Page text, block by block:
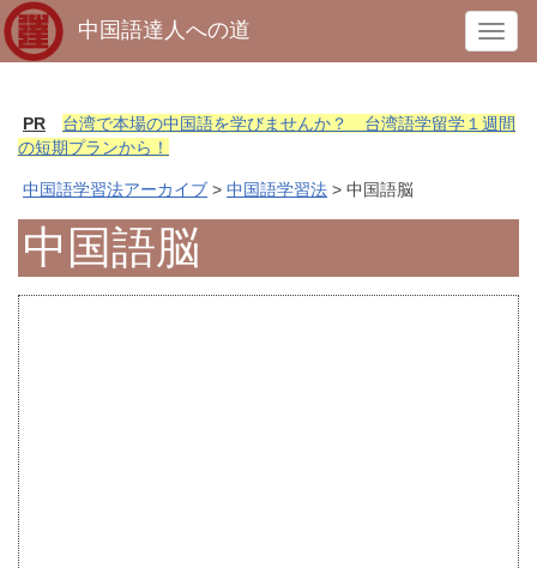
T
o
g
i
中国語達人への道
PR
台湾で本場の中国語を学びませんか？ 台湾語学留学１週間
の短期プランから！
中国語学習法アーカイブ > 中国語学習法 > 中国語脳
中国語脳